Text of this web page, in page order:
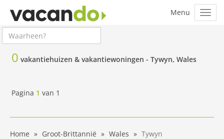
0 vakantiehuizen & vakantiewoningen - Tywyn, Wales
Pagina 1 van 1
Home Groot-Brittannië Wales Tywyn